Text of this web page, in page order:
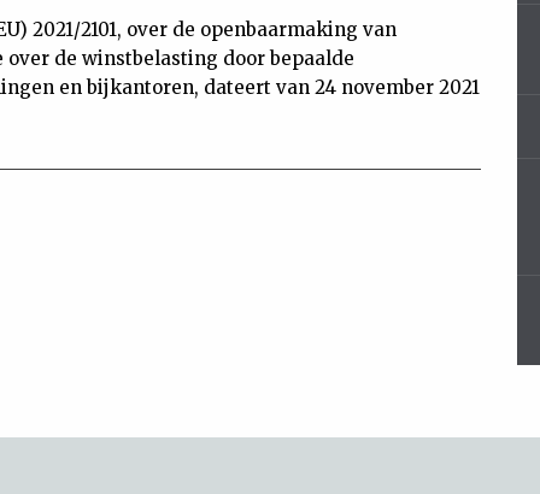
2021/2101, over de openbaarmaking van
de winstbelasting door bepaalde
en bijkantoren, dateert van 24 november 2021